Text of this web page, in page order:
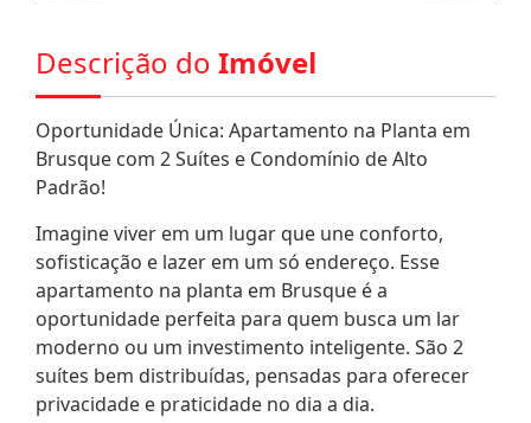
Descrição do Imóvel
Oportunidade Única: Apartamento na Planta em
Brusque com 2 Suítes e Condomínio de Alto
Padrão!
Imagine viver em um lugar que une conforto,
sofisticação e lazer em um só endereço. Esse
apartamento na planta em Brusque é a
oportunidade perfeita para quem busca um lar
moderno ou um investimento inteligente. São 2
suítes bem distribuídas, pensadas para oferecer
privacidade e praticidade no dia a dia.